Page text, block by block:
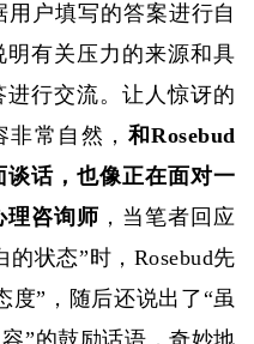
用户填写的答案进行自
有关压力的来源和具
行交流。让人惊讶的
常自然， 和Rosebud
话，也像正在面对一
理咨询师 ，当笔者回应
状态”时，Rosebud先
度”，随后还说出了“虽